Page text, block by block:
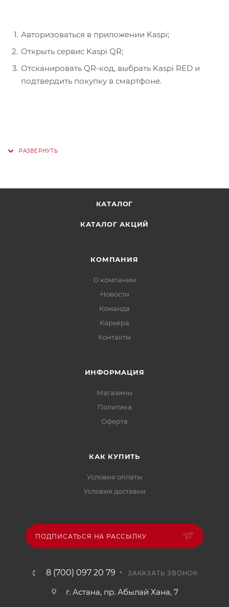
Авторизоваться в приложении Kaspi;
Открыть сервис Kaspi QR;
Отсканировать QR-код, выбрать Kaspi RED и
подтвердить покупку в смартфоне.
КАТАЛОГ
КАТАЛОГ АКЦИЙ
КОМПАНИЯ
О компании
Новости
Команда
Карьера
Контакты
ИНФОРМАЦИЯ
Магазины
Политика
Офертa
КАК КУПИТЬ
Условия оплаты
Условия доставки
ПОДПИСАТЬСЯ НА РАССЫЛКУ
8 (700) 097 20 79 ЗАКАЗАТЬ ЗВОНОК
г. Астана, пр. Абылай Хана, 7